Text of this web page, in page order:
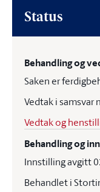
Status
Behandling og
Saken er
Vedtak i
Vedtak og
Behandling og
Innstilling avgitt
Behandlet i